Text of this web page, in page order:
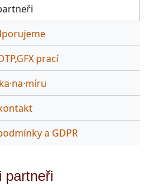
prací
a GDPR
partneři